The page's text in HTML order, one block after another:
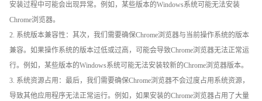
安装过程中可能会出现异常。例如，某些版本的Windows系统可能无法安装
Chrome浏览器。
2. 系统版本兼容性：其次，我们需要确保Chrome浏览器与当前操作系统的版本
兼容。如果操作系统的版本过低或过高，可能会导致Chrome浏览器无法正常运
行。例如，某些版本的Windows系统可能无法安装较新的Chrome浏览器版本。
3. 系统资源占用：最后，我们需要确保Chrome浏览器不会过度占用系统资源，
导致其他应用程序无法正常运行。例如，如果安装的Chrome浏览器占用了大量